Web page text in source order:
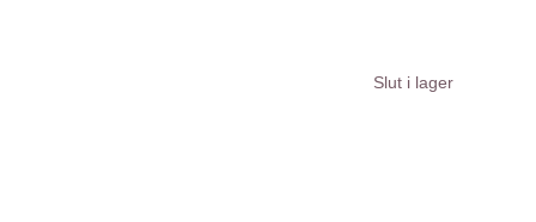
Slut i lager